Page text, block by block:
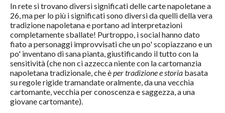
In rete si trovano diversi significati delle carte napoletane a
26, ma per lo più i significati sono diversi da quelli della vera
tradizione napoletana e portano ad interpretazioni
completamente sballate! Purtroppo, i social hanno dato
fiato a personaggi improvvisati che un po' scopiazzano e un
po' inventano di sana pianta, giustificando il tutto con la
sensitività (che non ci azzecca niente con la cartomanzia
napoletana tradizionale, che èper tradizione e storia basata
su regole rigide tramandate oralmente, da una vecchia
cartomante, vecchia per conoscenza e saggezza, a una
giovane cartomante).